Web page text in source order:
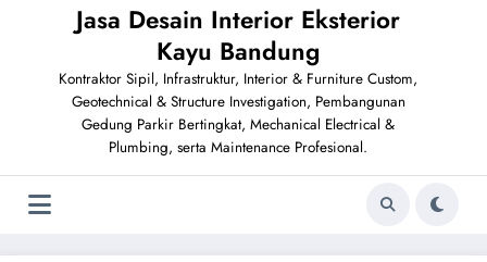
Jasa Desain Interior Eksterior
Kayu Bandung
Kontraktor Sipil, Infrastruktur, Interior & Furniture Custom,
Geotechnical & Structure Investigation, Pembangunan
Gedung Parkir Bertingkat, Mechanical Electrical &
Plumbing, serta Maintenance Profesional.